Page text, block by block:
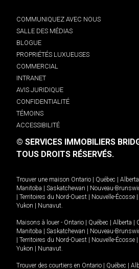
COMMUNIQUEZ AVEC NOUS
SALLE DES MÉDIAS
BLOGUE
PROPRIÉTÉS LUXUEUSES
COMMERCIAL
INTRANET
AVIS JURIDIQUE
CONFIDENTIALITÉ
TÉMOINS
ACCESSIBILITÉ
© SERVICES IMMOBILIERS
TOUS DROITS RÉSERVÉS.
Trouver une maison Ontario | Québec | Alberta
Manitoba | Saskatchewan | Nouveau-
| Territoires du Nord-Ouest | Nouvelle-Écosse |
Yukon | Nunavut.
Maisons à louer - Ontario | Québec | Alberta |
Manitoba | Saskatchewan | Nouveau-
| Territoires du Nord-Ouest | Nouvelle-Écosse |
Yukon | Nunavut.
Trouver des courtiers en Ontario | Québec |